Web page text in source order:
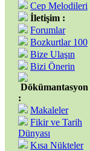
Cep Melodileri
İletişim :
Forumlar
Bozkurtlar 100
Bize Ulaşın
Bizi Önerin
Dökümantasyon
:
Makaleler
Fikir ve Tarih
Dünyası
Kısa Nükteler